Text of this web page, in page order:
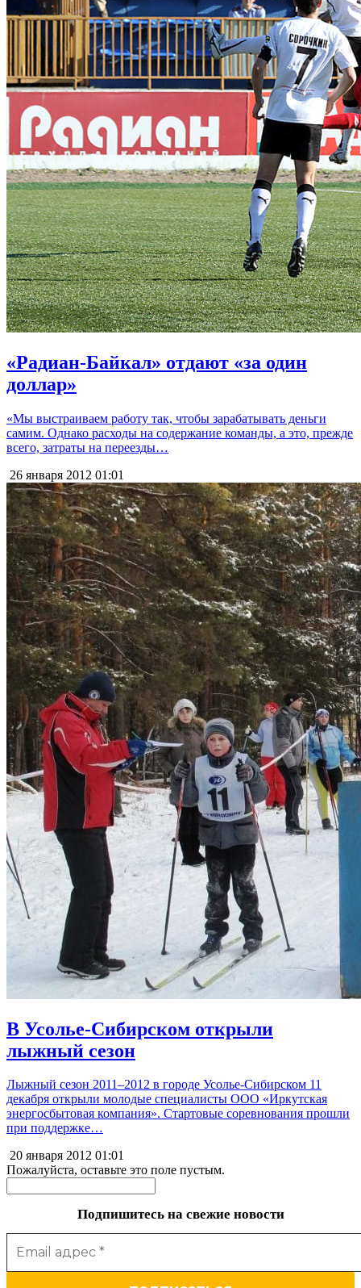
«Радиан-Байкал» отдают «за один
доллар»
«Мы выстраиваем работу так, чтобы зарабатывать деньги
самим. Однако расходы на содержание команды, а это, прежде
всего, затраты на переезды…
26 января 2012 01:01
В Усолье-Сибирском открыли
лыжный сезон
Лыжный сезон 2011–2012 в городе Усолье-Сибирском 11
декабря открыли молодые специалисты ООО «Иркутская
энергосбытовая компания». Стартовые соревнования прошли
при поддержке…
20 января 2012 01:01
Пожалуйста, оставьте это поле пустым.
Подпишитесь на свежие новости